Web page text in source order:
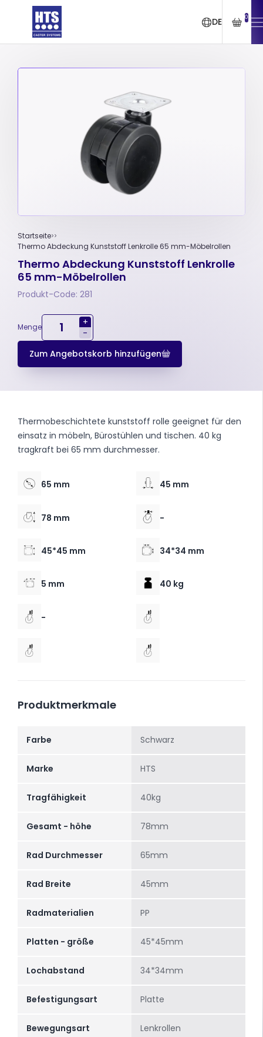
DE 0
Startseite
Thermo Abdeckung Kunststoff Lenkrolle 65 mm-Möbelrollen
Thermo Abdeckung Kunststoff Lenkrolle
65 mm-Möbelrollen
Produkt-Code: 281
Menge
+
-
Zum Angebotskorb hinzufügen
Thermobeschichtete kunststoff rolle geeignet für den
einsatz in möbeln, Bürostühlen und tischen. 40 kg
tragkraft bei 65 mm durchmesser.
65 mm 45 mm
78 mm -
45*45 mm 34*34 mm
5 mm 40 kg
-
Produktmerkmale
Farbe Schwarz
Marke HTS
Tragfähigkeit 40kg
Gesamt - höhe 78mm
Rad Durchmesser 65mm
Rad Breite 45mm
Radmaterialien PP
Platten - größe 45*45mm
Lochabstand 34*34mm
Befestigungsart Platte
Bewegungsart Lenkrollen